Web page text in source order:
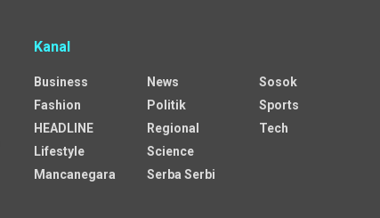
Kanal
Business
Fashion
HEADLINE
Lifestyle
Mancanegara
News
Politik
Regional
Science
Serba Serbi
Sosok
Sports
Tech